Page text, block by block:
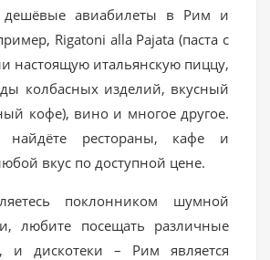
дешёвые авиабилеты в Рим и
Rigatoni alla Pajata (паста с
настоящую итальянскую пиццу,
колбасных изделий, вкусный
кофе), вино и многое другое.
рестораны, кафе и
вкус по доступной цене.
поклонником шумной
любите посещать различные
и дискотеки – Рим является